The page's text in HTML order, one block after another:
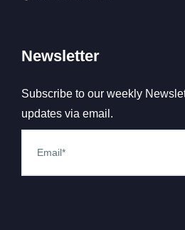
Newsletter
Subscribe to our weekly
updates via email.